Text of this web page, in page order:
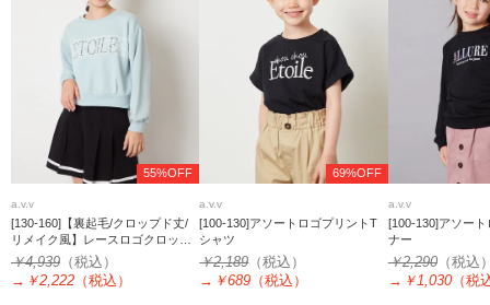
55%OFF
a.v.v
[130-160]【裏起毛/クロップド丈/
リメイク風】レースロゴクロップ
ドトレーナー
￥4,939 （税込）
→ ￥2,222 （税込）
69%OFF
a.v.v
[100-130]アソートロゴプリントT
シャツ
￥2,189（税込）
→ ￥689 （税込）
a.v.v
[100-130]アソー
ナー
￥2,290（税込
→ ￥1,030（税